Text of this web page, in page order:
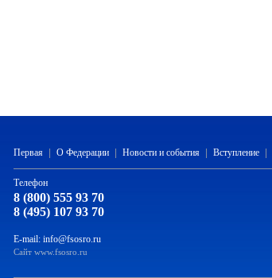
Первая О Федерации Новости и события Вступление
Телефон
8 (800) 555 93 70
8 (495) 107 93 70
E-mail: info@fsosro.ru
Сайт www.fsosro.ru